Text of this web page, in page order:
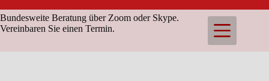
Bundesweite Beratung über Zoom oder Skype.
Vereinbaren Sie einen Termin.